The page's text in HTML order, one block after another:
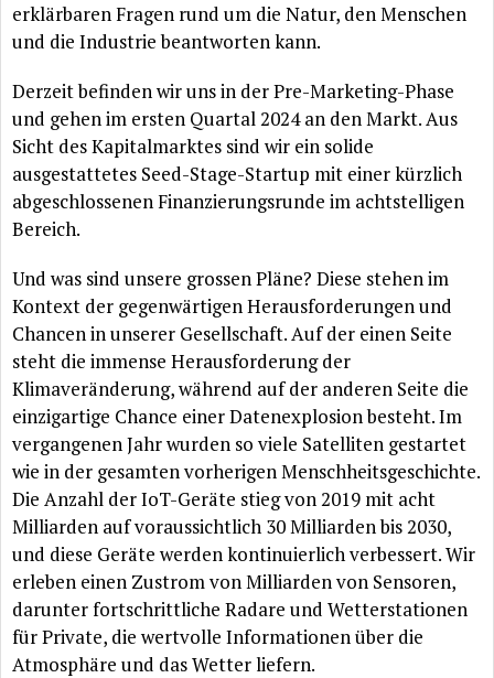
erklärbaren Fragen rund um die Natur, den Menschen
und die Industrie beantworten kann.
Derzeit befinden wir uns in der Pre-Marketing-Phase
und gehen im ersten Quartal 2024 an den Markt. Aus
Sicht des Kapitalmarktes sind wir ein solide
ausgestattetes Seed-Stage-Startup mit einer kürzlich
abgeschlossenen Finanzierungsrunde im achtstelligen
Bereich.
Und was sind unsere grossen Pläne? Diese stehen im
Kontext der gegenwärtigen Herausforderungen und
Chancen in unserer Gesellschaft. Auf der einen Seite
steht die immense Herausforderung der
Klimaveränderung, während auf der anderen Seite die
einzigartige Chance einer Datenexplosion besteht. Im
vergangenen Jahr wurden so viele Satelliten gestartet
wie in der gesamten vorherigen Menschheitsgeschichte.
Die Anzahl der IoT-Geräte stieg von 2019 mit acht
Milliarden auf voraussichtlich 30 Milliarden bis 2030,
und diese Geräte werden kontinuierlich verbessert. Wir
erleben einen Zustrom von Milliarden von Sensoren,
darunter fortschrittliche Radare und Wetterstationen
für Private, die wertvolle Informationen über die
Atmosphäre und das Wetter liefern.